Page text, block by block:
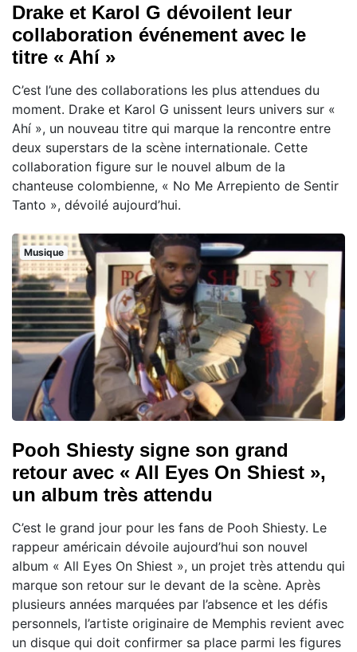
Drake et Karol G dévoilent leur
collaboration événement avec le
titre « Ahí »
C’est l’une des collaborations les plus attendues du
moment. Drake et Karol G unissent leurs univers sur «
Ahí », un nouveau titre qui marque la rencontre entre
deux superstars de la scène internationale. Cette
collaboration figure sur le nouvel album de la
chanteuse colombienne, « No Me Arrepiento de Sentir
Tanto », dévoilé aujourd’hui.
Musique
Pooh Shiesty signe son grand
retour avec « All Eyes On Shiest »,
un album très attendu
C’est le grand jour pour les fans de Pooh Shiesty. Le
rappeur américain dévoile aujourd’hui son nouvel
album « All Eyes On Shiest », un projet très attendu qui
marque son retour sur le devant de la scène. Après
plusieurs années marquées par l’absence et les défis
personnels, l’artiste originaire de Memphis revient avec
un disque qui doit confirmer sa place parmi les figures